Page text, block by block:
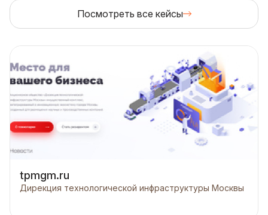
Посмотреть все кейсы
tpmgm.ru
Дирекция технологической инфраструктуры Москвы